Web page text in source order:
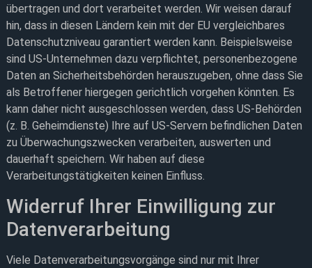
übertragen und dort verarbeitet werden. Wir weisen darauf
hin, dass in diesen Ländern kein mit der EU vergleichbares
Datenschutzniveau garantiert werden kann. Beispielsweise
sind US-Unternehmen dazu verpflichtet, personenbezogene
Daten an Sicherheitsbehörden herauszugeben, ohne dass Sie
als Betroffener hiergegen gerichtlich vorgehen könnten. Es
kann daher nicht ausgeschlossen werden, dass US-Behörden
(z. B. Geheimdienste) Ihre auf US-Servern befindlichen Daten
zu Überwachungszwecken verarbeiten, auswerten und
dauerhaft speichern. Wir haben auf diese
Verarbeitungstätigkeiten keinen Einfluss.
Widerruf Ihrer Einwilligung zur
Datenverarbeitung
Viele Datenverarbeitungsvorgänge sind nur mit Ihrer